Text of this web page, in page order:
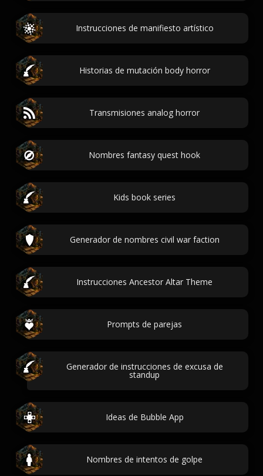
Instrucciones de manifiesto artístico
Historias de mutación body horror
Transmisiones analog horror
Nombres fantasy quest hook
Kids book series
Generador de nombres civil war faction
Instrucciones Ancestor Altar Theme
Prompts de parejas
Generador de instrucciones de excusa de
standup
Ideas de Bubble App
Nombres de intentos de golpe